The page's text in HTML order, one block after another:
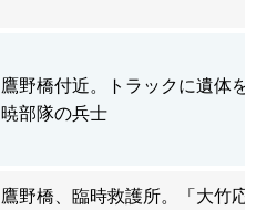
鷹野橋付近。トラックに遺体を
暁部隊の兵士
鷹野橋、臨時救護所。「大竹応